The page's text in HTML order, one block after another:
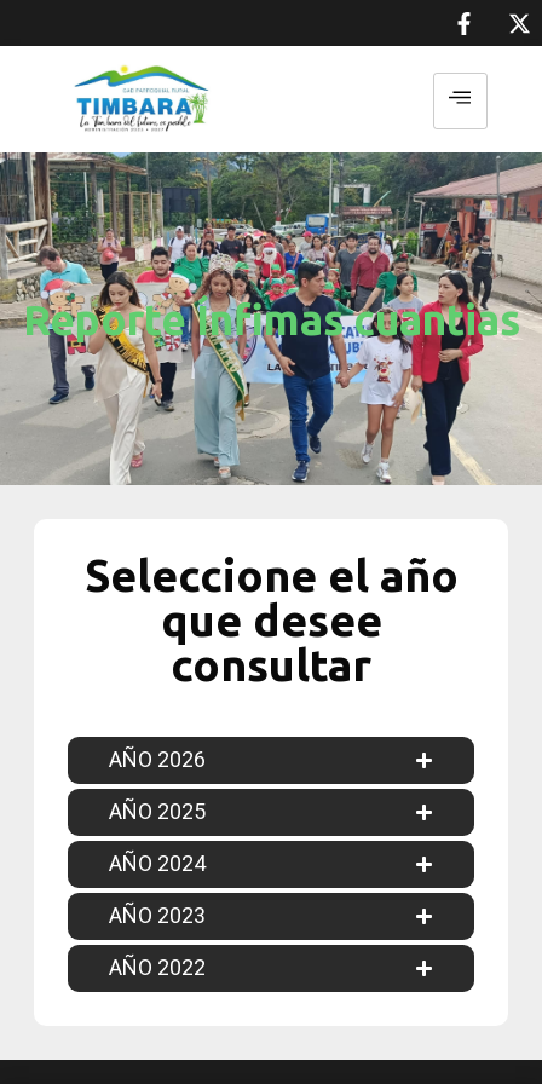
Reporte Ínfimas cuantias
Seleccione el año
que desee
consultar
AÑO 2026
AÑO 2025
AÑO 2024
AÑO 2023
AÑO 2022